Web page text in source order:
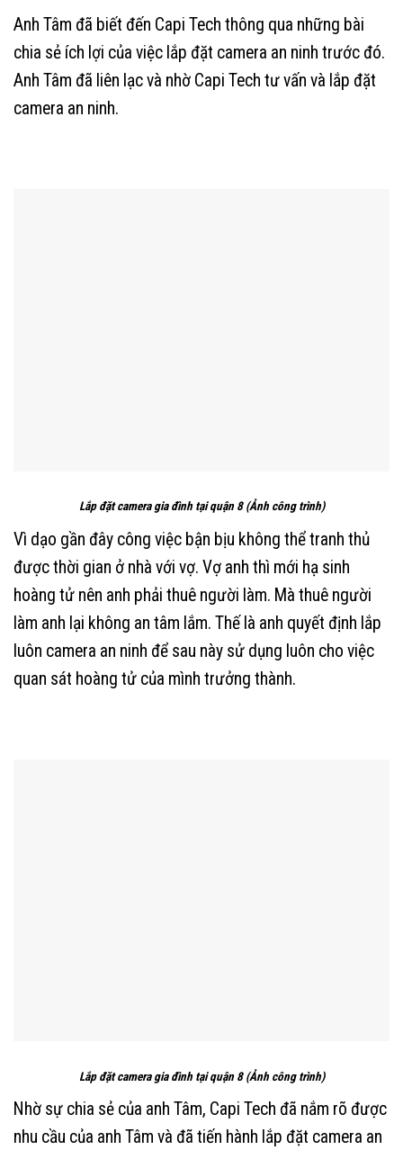
Anh Tâm đã biết đến Capi Tech thông qua những bài
chia sẻ ích lợi của việc lắp đặt camera an ninh trước đó.
Anh Tâm đã liên lạc và nhờ Capi Tech tư vấn và lắp đặt
camera an ninh.
Lắp đặt camera gia đình tại quận 8 (Ảnh công trình)
Vì dạo gần đây công việc bận bịu không thể tranh thủ
được thời gian ở nhà với vợ. Vợ anh thì mới hạ sinh
hoàng tử nên anh phải thuê người làm. Mà thuê người
làm anh lại không an tâm lắm. Thế là anh quyết định lắp
luôn camera an ninh để sau này sử dụng luôn cho việc
quan sát hoàng tử của mình trưởng thành.
Lắp đặt camera gia đình tại quận 8 (Ảnh công trình)
Nhờ sự chia sẻ của anh Tâm, Capi Tech đã nắm rõ được
nhu cầu của anh Tâm và đã tiến hành lắp đặt camera an